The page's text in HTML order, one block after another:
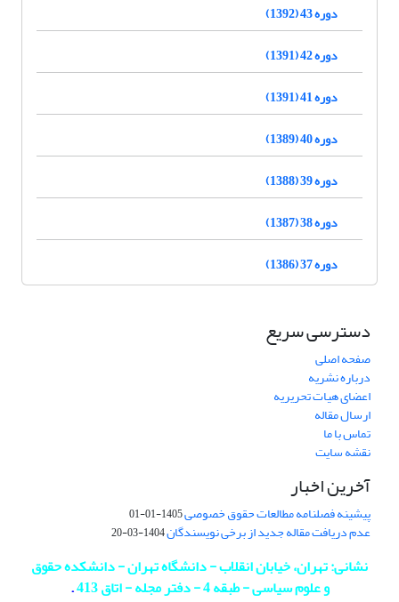
دوره 43 (1392)
دوره 42 (1391)
دوره 41 (1391)
دوره 40 (1389)
دوره 39 (1388)
دوره 38 (1387)
دوره 37 (1386)
دسترسی سریع
صفحه اصلی
درباره نشریه
اعضای هیات تحریریه
ارسال مقاله
تماس با ما
نقشه سایت
آخرین اخبار
پیشینه فصلنامه مطالعات حقوق خصوصی1405-01-01
عدم دریافت مقاله جدید از برخی نویسندگان1404-03-20
نشانی: تهران، خیابان انقلاب - دانشگاه تهران - دانشکده حقوق
و علوم سیاسی - طبقه 4 - دفتر مجله - اتاق 413
.